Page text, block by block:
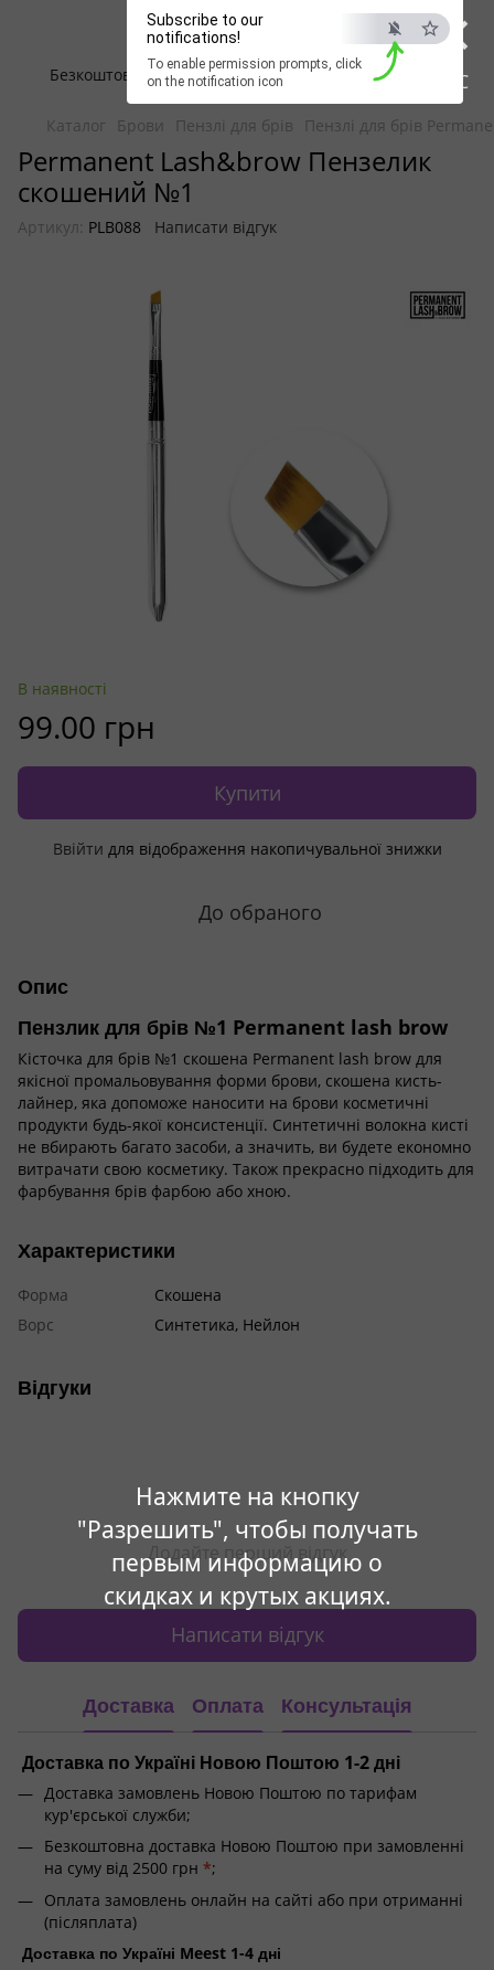
×
ESC
Нажмите на кнопку
"Разрешить", чтобы получать
первым информацию о
скидках и крутых акциях.
Subscribe to our
notifications!
To enable permission prompts, click
on the notification icon
Beauty Hunter
Безкоштовна доставка при замовленні від 2500 грн
Каталог Брови Пензлі для брів Пензлі для брів
Permanent Lash&brow Пензелик
скошений №1
Артикул: PLB088 Написати відгук
В наявності
99.00 грн
Купити
Ввійти для відображення накопичувальної знижки
До обраного
Опис
Пензлик для брів №1 Permanent lash brow
Кісточка для брів №1 скошена Permanent lash brow для
якісної промальовування форми брови, скошена кисть-
лайнер, яка допоможе наносити на брови косметичні
продукти будь-якої консистенції. Синтетичні волокна кисті
не вбирають багато засоби, а значить, ви будете економно
витрачати свою косметику. Також прекрасно підходить для
фарбування брів фарбою або хною.
Характеристики
Форма
Скошена
Ворс
Синтетика, Нейлон
Відгуки
Додайте перший відгук
Написати відгук
Доставка Оплата Консультація
Доставка по Україні Новою Поштою 1-2 дні
Доставка замовлень Новою Поштою по тарифам
кур'єрської служби;
Безкоштовна доставка Новою Поштою при замовленні
на суму від 2500 грн *;
Оплата замовлень онлайн на сайті або при отриманні
(післяплата)
Доставка по Україні Meest 1-4 дні